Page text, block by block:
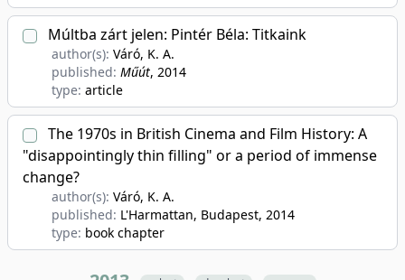
Múltba zárt jelen: Pintér Béla: Titkaink
author(s): Váró, K. A.
published: Műút, 2014
type: article
The 1970s in British Cinema and Film History: A
"disappointingly thin filling" or a period of immense
change?
author(s): Váró, K. A.
published: L'Harmattan, Budapest, 2014
type: book chapter